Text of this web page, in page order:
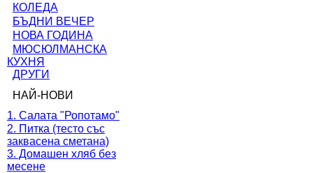
КОЛЕДА
БЪДНИ ВЕЧЕР
НОВА ГОДИНА
МЮСЮЛМАНСКА
КУХНЯ
ДРУГИ
НАЙ-НОВИ
1. Салата "Ропотамо"
2. Питка (тесто със
заквасена сметана)
3. Домашен хляб без
месене